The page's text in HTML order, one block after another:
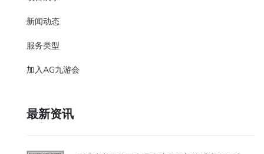
新闻动态
服务类型
加入AG九游会
最新资讯